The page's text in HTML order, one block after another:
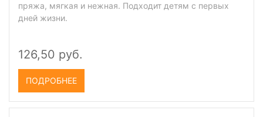
пряжа, мягкая и нежная. Подходит детям с первых
дней жизни.
126,50 руб.
ПОДРОБНЕЕ